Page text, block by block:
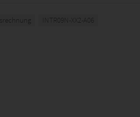
INTR09N-XX2-A06